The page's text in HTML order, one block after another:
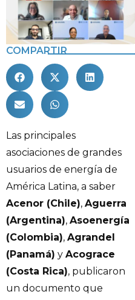
COMPARTIR
Las principales
asociaciones de grandes
usuarios de energía de
América Latina, a saber
Acenor (Chile), Aguerra
(Argentina), Asoenergía
(Colombia), Agrandel
(Panamá) y Acograce
(Costa Rica), publicaron
un documento que